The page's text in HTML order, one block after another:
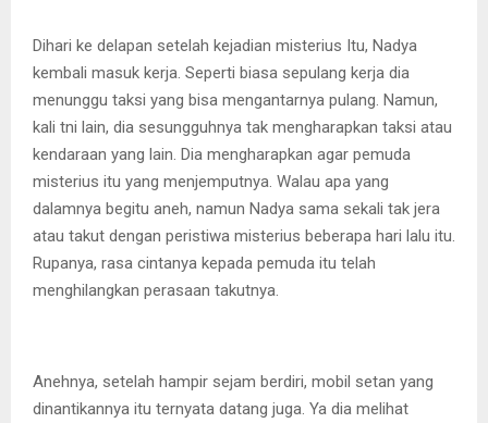
Dihari ke delapan setelah kejadian misterius Itu, Nadya
kembali masuk kerja. Seperti biasa sepulang kerja dia
menunggu taksi yang bisa mengantarnya pulang. Namun,
kali tni lain, dia sesungguhnya tak mengharapkan taksi atau
kendaraan yang lain. Dia mengharapkan agar pemuda
misterius itu yang menjemputnya. Walau apa yang
dalamnya begitu aneh, namun Nadya sama sekali tak jera
atau takut dengan peristiwa misterius beberapa hari lalu itu.
Rupanya, rasa cintanya kepada pemuda itu telah
menghilangkan perasaan takutnya.
Anehnya, setelah hampir sejam berdiri, mobil setan yang
dinantikannya itu ternyata datang juga. Ya dia melihat